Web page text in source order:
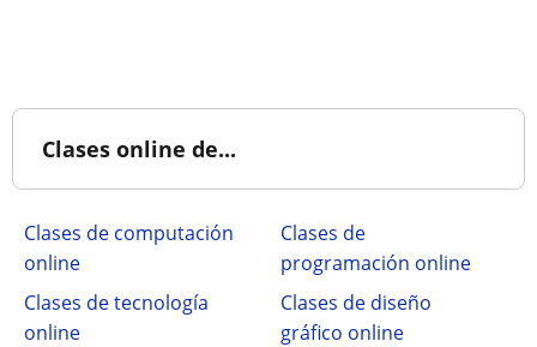
Clases online de...
Clases de computación
online
Clases de
programación online
Clases de tecnología
online
Clases de diseño
gráfico online